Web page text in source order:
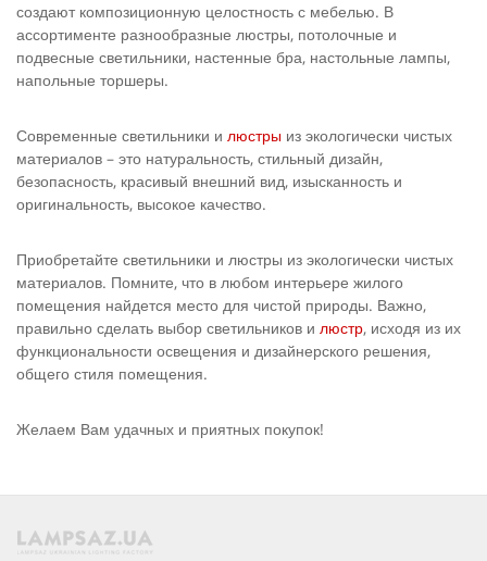
создают композиционную целостность с мебелью. В
ассортименте разнообразные люстры, потолочные и
подвесные светильники, настенные бра, настольные лампы,
напольные торшеры.
Современные светильники и люстры из экологически чистых
материалов – это натуральность, стильный дизайн,
безопасность, красивый внешний вид, изысканность и
оригинальность, высокое качество.
Приобретайте светильники и люстры из экологически чистых
материалов. Помните, что в любом интерьере жилого
помещения найдется место для чистой природы. Важно,
правильно сделать выбор светильников и люстр, исходя из их
функциональности освещения и дизайнерского решения,
общего стиля помещения.
Желаем Вам удачных и приятных покупок!